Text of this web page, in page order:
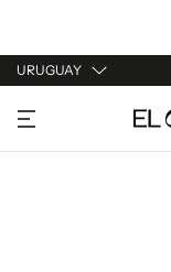
URUGUAY
URUGUAY
ARGENTINA